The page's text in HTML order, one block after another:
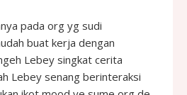
pada org yg sudi
buat kerja dengan
Lebey singkat cerita
Lebey senang berinteraksi